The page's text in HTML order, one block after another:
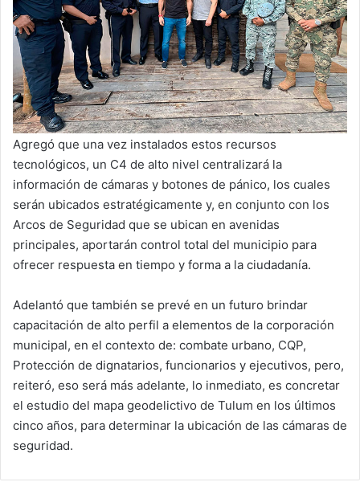
Agregó que una vez instalados estos recursos
tecnológicos, un C4 de alto nivel centralizará la
información de cámaras y botones de pánico, los cuales
serán ubicados estratégicamente y, en conjunto con los
Arcos de Seguridad que se ubican en avenidas
principales, aportarán control total del municipio para
ofrecer respuesta en tiempo y forma a la ciudadanía.
Adelantó que también se prevé en un futuro brindar
capacitación de alto perfil a elementos de la corporación
municipal, en el contexto de: combate urbano, CQP,
Protección de dignatarios, funcionarios y ejecutivos, pero,
reiteró, eso será más adelante, lo inmediato, es concretar
el estudio del mapa geodelictivo de Tulum en los últimos
cinco años, para determinar la ubicación de las cámaras de
seguridad.